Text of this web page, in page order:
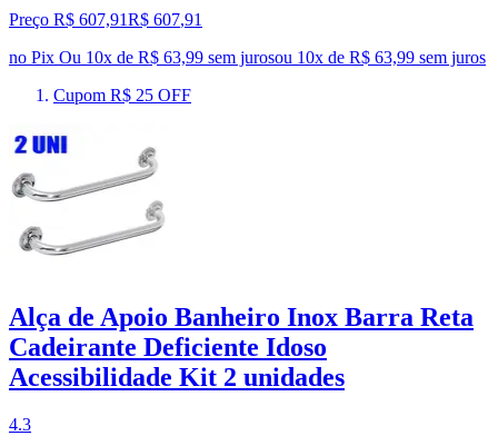
Preço R$ 607,91R$ 607,91
no Pix Ou 10x de R$ 63,99 sem jurosou 10x de R$ 63,99 sem juros
Cupom R$ 25 OFF
Alça de Apoio Banheiro Inox Barra Reta
Cadeirante Deficiente Idoso
Acessibilidade Kit 2 unidades
4.3